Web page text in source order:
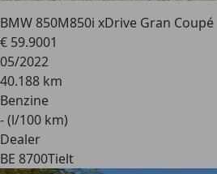
BMW 850M850i xDrive Gran Coupé
€ 59.9001
05/2022
40.188 km
Benzine
- (l/100 km)
Dealer
BE 8700Tielt